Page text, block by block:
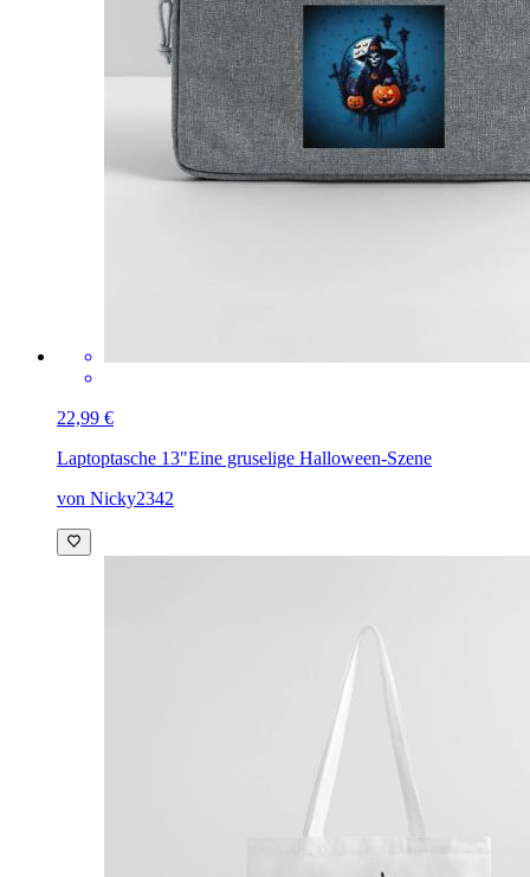
22,99 €
Laptoptasche 13"Eine gruselige Halloween-Szene
von Nicky2342